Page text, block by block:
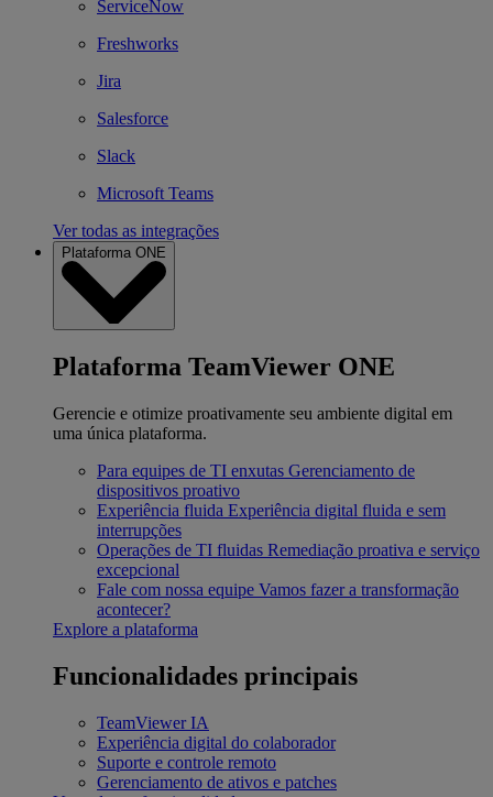
ServiceNow
Freshworks
Jira
Salesforce
Slack
Microsoft Teams
Ver todas as integrações
Plataforma ONE
Plataforma TeamViewer ONE
Gerencie e otimize proativamente seu ambiente digital em
uma única plataforma.
Para equipes de TI enxutas Gerenciamento de
dispositivos proativo
Experiência fluida Experiência digital fluida e sem
interrupções
Operações de TI fluidas Remediação proativa e serviço
excepcional
Fale com nossa equipe Vamos fazer a transformação
acontecer?
Explore a plataforma
Funcionalidades principais
TeamViewer IA
Experiência digital do colaborador
Suporte e controle remoto
Gerenciamento de ativos e patches